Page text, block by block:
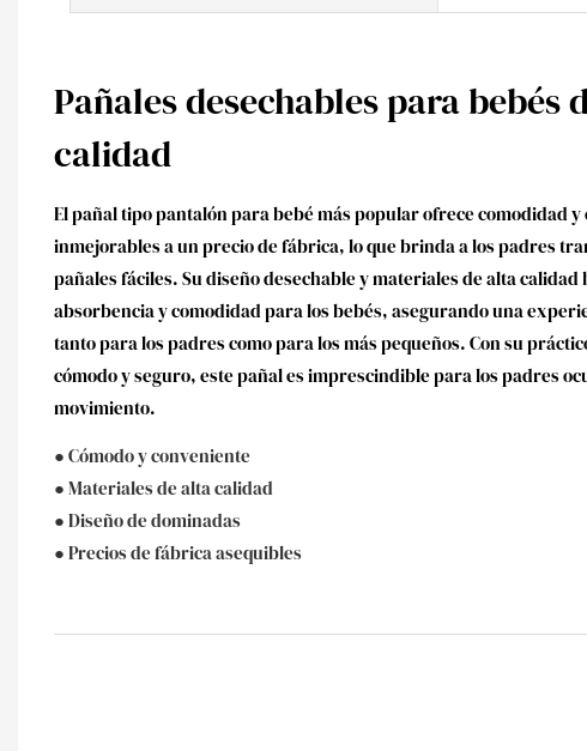
Pañales desechables para bebés
calidad
El pañal tipo pantalón para bebé más popular ofrece comodidad
inmejorables a un precio de fábrica, lo que brinda a los padres
pañales fáciles. Su diseño desechable y materiales de alta
absorbencia y comodidad para los bebés, asegurando una
tanto para los padres como para los más pequeños. Con su
cómodo y seguro, este pañal es imprescindible para los padres
movimiento.
● Cómodo y conveniente
● Materiales de alta calidad
● Diseño de dominadas
● Precios de fábrica asequibles